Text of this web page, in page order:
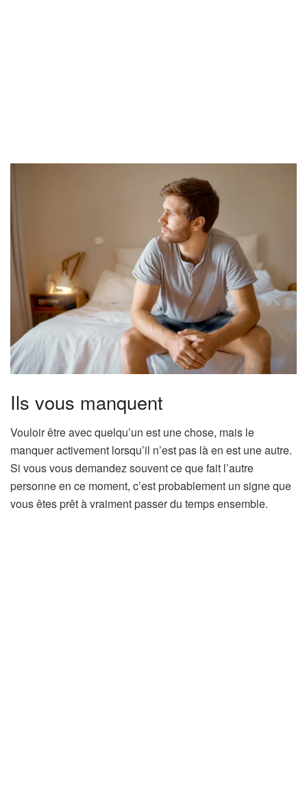
Ils vous manquent
Vouloir être avec quelqu’un est une chose, mais le
manquer activement lorsqu’il n’est pas là en est une autre.
Si vous vous demandez souvent ce que fait l’autre
personne en ce moment, c’est probablement un signe que
vous êtes prêt à vraiment passer du temps ensemble.